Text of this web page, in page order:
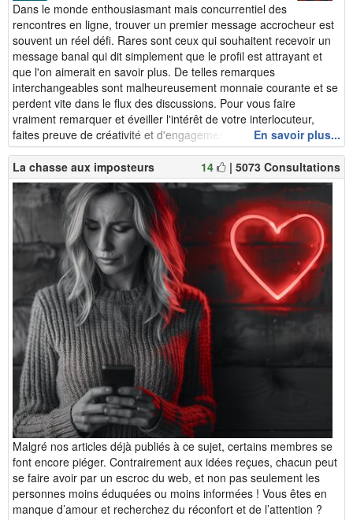
Dans le monde enthousiasmant mais concurrentiel des
rencontres en ligne, trouver un premier message accrocheur est
souvent un réel défi. Rares sont ceux qui souhaitent recevoir un
message banal qui dit simplement que le profil est attrayant et
que l'on aimerait en savoir plus. De telles remarques
interchangeables sont malheureusement monnaie courante et se
perdent vite dans le flux des discussions. Pour vous faire
vraiment remarquer et éveiller l'intérêt de votre interlocuteur,
faites preuve de créativité et d'engagement ! Même ...En savoir plus...
La chasse aux imposteurs 14 | 5073 Consultations
Malgré nos articles déjà publiés à ce sujet, certains membres se
font encore piéger. Contrairement aux idées reçues, chacun peut
se faire avoir par un escroc du web, et non pas seulement les
personnes moins éduquées ou moins informées ! Vous êtes en
manque d’amour et recherchez du réconfort et de l’attention ?